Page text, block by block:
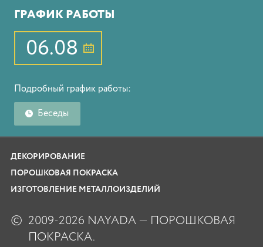
ГРАФИК РАБОТЫ
06.08
Подробный график работы:
Беседы
ДЕКОРИРОВАНИЕ
ПОРОШКОВАЯ ПОКРАСКА
ИЗГОТОВЛЕНИЕ МЕТАЛЛОИЗДЕЛИЙ
© 2009-2026 NAYADA — ПОРОШКОВАЯ
ПОКРАСКА.